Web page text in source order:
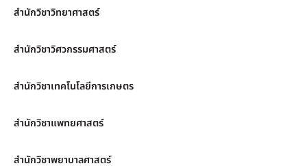
สำนักวิชาวิทยาศาสตร์
สำนักวิชาวิศวกรรมศาสตร์
สำนักวิชาเทคโนโลยีการเกษตร
สำนักวิชาแพทยศาสตร์
สำนักวิชาพยาบาลศาสตร์